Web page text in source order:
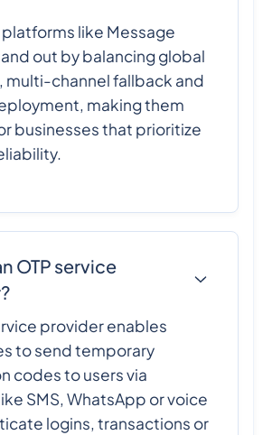
like Message
out by balancing global
multi-channel fallback and
making them
businesses that prioritize
OTP service
provider enables
to send temporary
codes to users via
SMS, WhatsApp or voice
logins, transactions or